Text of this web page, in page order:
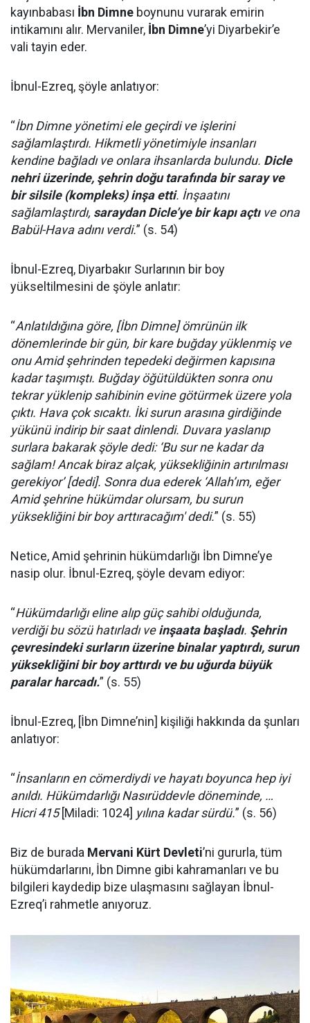
kayınbabası İbn Dimne boynunu vurarak emirin
intikamını alır. Mervaniler, İbn Dimne’yi Diyarbekir’e
vali tayin eder.
İbnul-Ezreq, şöyle anlatıyor:
“İbn Dimne yönetimi ele geçirdi ve işlerini
sağlamlaştırdı. Hikmetli yönetimiyle insanları
kendine bağladı ve onlara ihsanlarda bulundu. Dicle
nehri üzerinde, şehrin doğu tarafında bir saray ve
bir silsile (kompleks) inşa etti. İnşaatını
sağlamlaştırdı, saraydan Dicle’ye bir kapı açtıve ona
Babül-Hava adını verdi.” (s. 54)
İbnul-Ezreq, Diyarbakır Surlarının bir boy
yükseltilmesini de şöyle anlatır:
“Anlatıldığına göre, [İbn Dimne] ömrünün ilk
dönemlerinde bir gün, bir kare buğday yüklenmiş ve
onu Amid şehrinden tepedeki değirmen kapısına
kadar taşımıştı. Buğday öğütüldükten sonra onu
tekrar yüklenip sahibinin evine götürmek üzere yola
çıktı. Hava çok sıcaktı. İki surun arasına girdiğinde
yükünü indirip bir saat dinlendi. Duvara yaslanıp
surlara bakarak şöyle dedi: ‘Bu sur ne kadar da
sağlam! Ancak biraz alçak, yüksekliğinin artırılması
gerekiyor’ [dedi]. Sonra dua ederek ‘Allah’ım, eğer
Amid şehrine hükümdar olursam, bu surun
yüksekliğini bir boy arttıracağım' dedi.” (s. 55)
Netice, Amid şehrinin hükümdarlığı İbn Dimne’ye
nasip olur. İbnul-Ezreq, şöyle devam ediyor:
“Hükümdarlığı eline alıp güç sahibi olduğunda,
verdiği bu sözü hatırladı veinşaata başladı. Şehrin
çevresindeki surların üzerine binalar yaptırdı, surun
yüksekliğini bir boy arttırdı ve bu uğurda büyük
paralar harcadı.” (s. 55)
İbnul-Ezreq, [İbn Dimne’nin] kişiliği hakkında da şunları
anlatıyor:
“İnsanların en cömerdiydi ve hayatı boyunca hep iyi
anıldı. Hükümdarlığı Nasırüddevle döneminde, …
Hicri 415[Miladi: 1024] yılına kadar sürdü.” (s. 56)
Biz de burada Mervani Kürt Devleti’ni gururla, tüm
hükümdarlarını, İbn Dimne gibi kahramanları ve bu
bilgileri kaydedip bize ulaşmasını sağlayan İbnul-
Ezreq’i rahmetle anıyoruz.